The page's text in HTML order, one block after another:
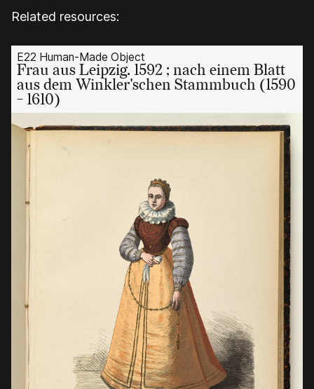
Related resources:
E22 Human-Made Object
Frau aus Leipzig. 1592 ; nach einem Blatt
aus dem Winkler'schen Stammbuch (1590
- 1610)